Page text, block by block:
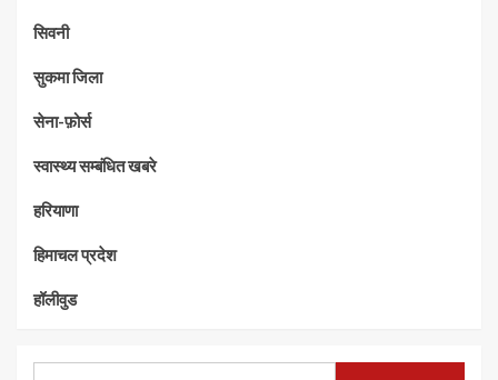
सिवनी
सुकमा जिला
सेना-फ़ोर्स
स्वास्थ्य सम्बंधित खबरे
हरियाणा
हिमाचल प्रदेश
हॉलीवुड